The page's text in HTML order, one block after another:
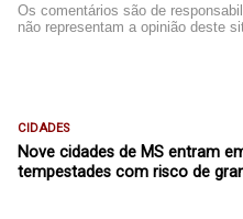
Os comentários são de
não representam a opinião deste
CIDADES
Nove cidades de MS entram
tempestades com risco de